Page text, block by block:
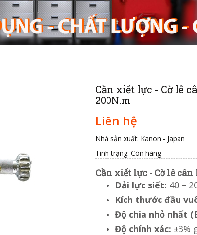
Cần xiết lực - Cờ lê
200N.m
Liên hệ
Nhà sản xuất: Kanon - Japan
Tình trạng: Còn hàng
Cần xiết lực - Cờ lê cân
Dải lực siết: 40 –
Kích thước đầu
Độ chia nhỏ nhất
Độ chính xác: ±3%